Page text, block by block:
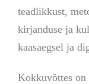
teadlikkust,
kirjanduse ja
kaasaegsel ja
Kokkuvõttes on